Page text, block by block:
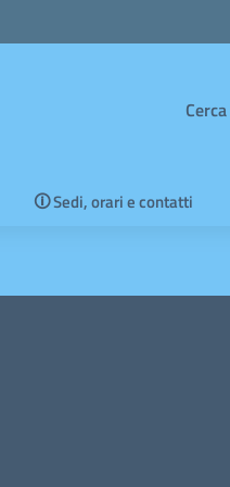
Cerca
🛈 Sedi, orari e contatti